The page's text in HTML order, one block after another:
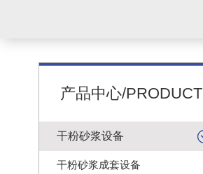
产品中心/PRODUCT
干粉砂浆设备
干粉砂浆成套设备